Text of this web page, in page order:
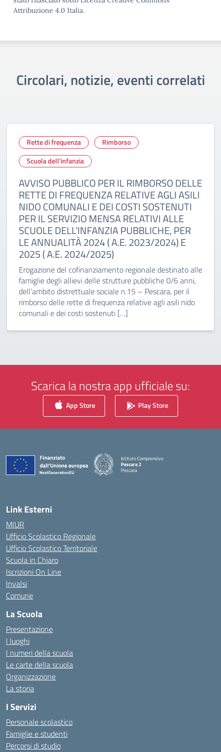
Attribuzione 4.0 Italia.
Circolari, notizie, eventi correlati
Rette di frequenza
Rimborso
Scuola dell'infanzia
AVVISO PUBBLICO PER IL RIMBORSO DELLE
RETTE DI FREQUENZA RELATIVE AGLI ASILI
NIDO COMUNALI E DEI COSTI SOSTENUTI
PER IL SERVIZIO MENSA RELATIVI ALLE
SCUOLE DELL’INFANZIA PUBBLICHE, PER
LE ANNUALITÀ 2024 ( A.E. 2023/2024) E
2025 ( A.E. 2024/2025)
Erogazione del cofinanziamento regionale destinato alle
famiglie degli allievi delle strutture pubbliche 0/6 anni,
dell’ambito distrettuale sociale n.15 – Pescara, per il
rimborso delle rette di frequenza relative agli asili nido
comunali e dei costi sostenuti […]
Scarica la nostra app ufficiale su:
App Store Play Store
Istituto Comprensivo
Pescara 2
Pescara
Link Esterni
MIUR
Ufficio Scolastico Regionale
Ufficio Scolastico Territoriale
Scuola in Chiaro
Iscrizioni On Line
Invalsi
Comune
La Scuola
Presentazione
I luoghi
I numeri della scuola
Le carte della scuola
Organizzazione
La storia
I Servizi
Personale scolastico
Famiglie e studenti
Percorsi di studio